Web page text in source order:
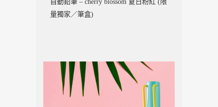
自動鉛筆 – cherry blossom 夏日粉紅 (限
量獨家／筆盒)